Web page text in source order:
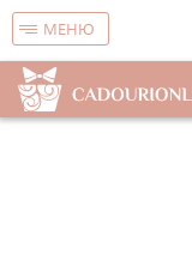
МЕНЮ